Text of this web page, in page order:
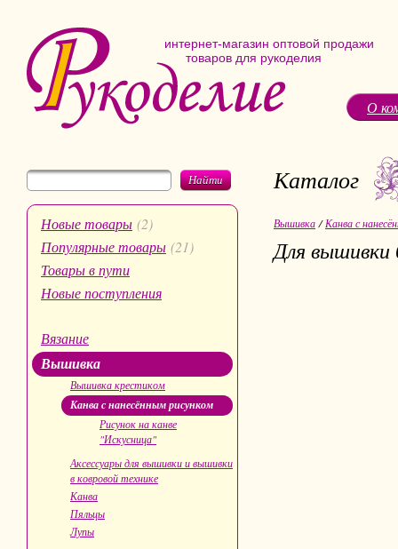
интернет-магазин оптовой продажи
товаров для рукоделия
О
Найти
Новые товары (2)
Популярные товары (21)
Товары в пути
Новые поступления
Вязание
Вышивка
Вышивка крестиком
Канва с нанесённым рисунком
Рисунок на канве
"Искусница"
Аксессуары для вышивки и вышивки
в ковровой технике
Канва
Пяльцы
Лупы
Каталог
Вышивка /Канва с
Для вышивки